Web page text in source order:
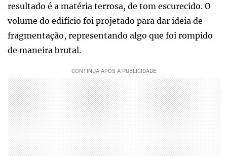
resultado é a matéria terrosa, de tom escurecido. O
volume do edifício foi projetado para dar ideia de
fragmentação, representando algo que foi rompido
de maneira brutal.